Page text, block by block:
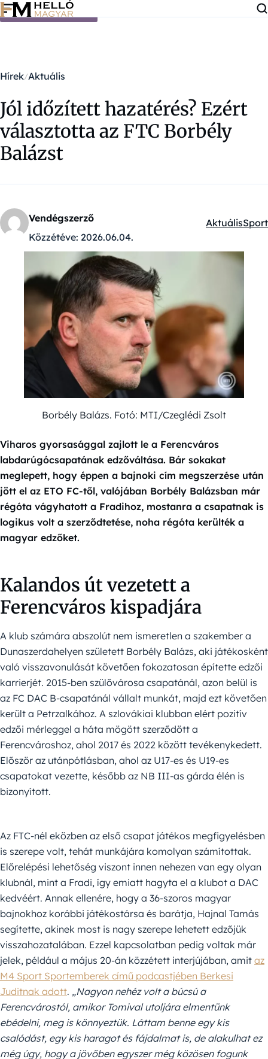
Ugrás a tartalomra
Hírek Aktuális
Jól időzített hazatérés? Ezért
választotta az FTC Borbély
Balázst
Vendégszerző
Közzétéve: 2026.06.04.
Kategóriák:
AktuálisSport
Borbély Balázs. Fotó: MTI/Czeglédi Zsolt
Viharos gyorsasággal zajlott le a Ferencváros
labdarúgócsapatának edzőváltása. Bár sokakat
meglepett, hogy éppen a bajnoki cím megszerzése után
jött el az ETO FC-től, valójában Borbély Balázsban már
régóta vágyhatott a Fradihoz, mostanra a csapatnak is
logikus volt a szerződtetése, noha régóta kerülték a
magyar edzőket.
Kalandos út vezetett a
Ferencváros kispadjára
A klub számára abszolút nem ismeretlen a szakember a
Dunaszerdahelyen született Borbély Balázs, aki játékosként
való visszavonulását követően fokozatosan építette edzői
karrierjét. 2015-ben szülővárosa csapatánál, azon belül is
az FC DAC B-csapatánál vállalt munkát, majd ezt követően
került a Petrzalkához. A szlovákiai klubban elért pozitív
edzői mérleggel a háta mögött szerződött a
Ferencvároshoz, ahol 2017 és 2022 között tevékenykedett.
Először az utánpótlásban, ahol az U17-es és U19-es
csapatokat vezette, később az NB III-as gárda élén is
bizonyított.
Az FTC-nél eközben az első csapat játékos megfigyelésben
is szerepe volt, tehát munkájára komolyan számítottak.
Előrelépési lehetőség viszont innen nehezen van egy olyan
klubnál, mint a Fradi, így emiatt hagyta el a klubot a DAC
kedvéért. Annak ellenére, hogy a 36-szoros magyar
bajnokhoz korábbi játékostársa és barátja, Hajnal Tamás
segítette, akinek most is nagy szerepe lehetett edzőjük
visszahozatalában. Ezzel kapcsolatban pedig voltak már
jelek, például a május 20-án közzétett interjújában, amit az
M4 Sport Sportemberek című podcastjében Berkesi
Juditnak adott. „Nagyon nehéz volt a búcsú a
Ferencvárostól, amikor Tomival utoljára elmentünk
ebédelni, meg is könnyeztük. Láttam benne egy kis
csalódást, egy kis haragot és fájdalmat is, de alakulhat ez
még úgy, hogy a jövőben egyszer még közösen fogunk